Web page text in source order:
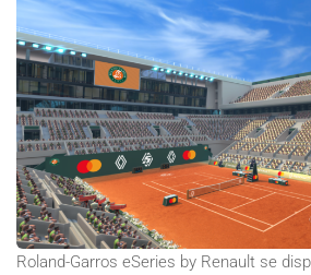
Roland-Garros eSeries by Renault se